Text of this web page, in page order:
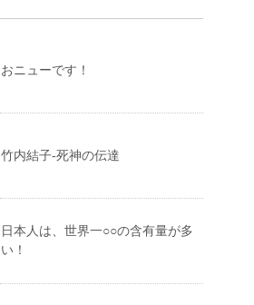
おニューです！
竹内結子-死神の伝達
日本人は、世界一○○の含有量が多
い！